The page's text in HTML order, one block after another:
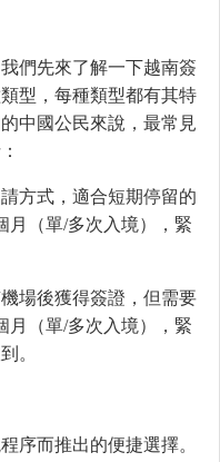
們先來了解一下越南簽
型，每種類型都有其特
中國公民來說，最常見
方式，適合短期停留的
月（單/多次入境），緊
場後獲得簽證，但需要
月（單/多次入境），緊
。
序而推出的便捷選擇。